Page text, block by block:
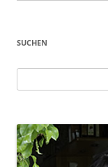
SUCHEN
nach: